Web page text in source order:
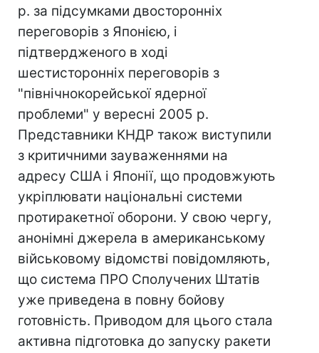
р. за підсумками двосторонніх
переговорів з Японією, і
підтвердженого в ході
шестисторонніх переговорів з
"північнокорейської ядерної
проблеми" у вересні 2005 р.
Представники КНДР також виступили
з критичними зауваженнями на
адресу США і Японії, що продовжують
укріплювати національні системи
протиракетної оборони. У свою чергу,
анонімні джерела в американському
військовому відомстві повідомляють,
що система ПРО Сполучених Штатів
уже приведена в повну бойову
готовність. Приводом для цього стала
активна підготовка до запуску ракети